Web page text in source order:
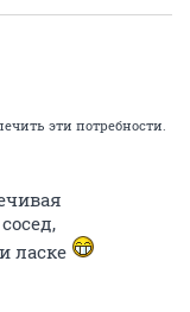
эти потребности.
ласке